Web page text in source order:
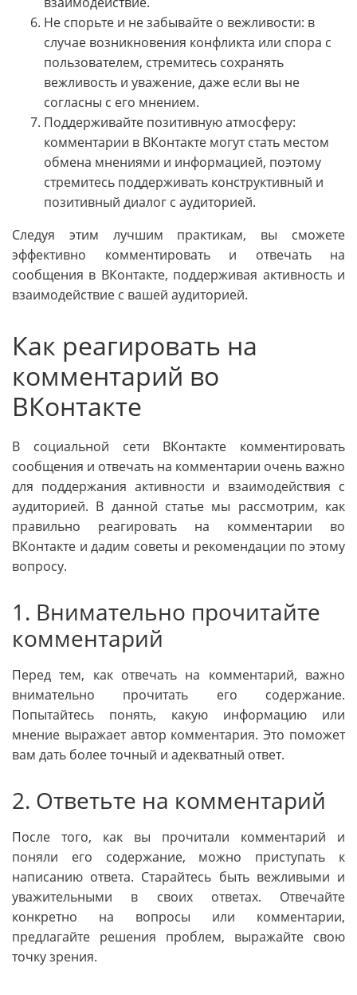
Не спорьте и не забывайте о вежливости: в
случае возникновения конфликта или спора с
пользователем, стремитесь сохранять
вежливость и уважение, даже если вы не
согласны с его мнением.
Поддерживайте позитивную атмосферу:
комментарии в ВКонтакте могут стать местом
обмена мнениями и информацией, поэтому
стремитесь поддерживать конструктивный и
позитивный диалог с аудиторией.
Следуя этим лучшим практикам, вы сможете
эффективно комментировать и отвечать на
сообщения в ВКонтакте, поддерживая активность и
взаимодействие с вашей аудиторией.
Как реагировать на
комментарий во
ВКонтакте
В социальной сети ВКонтакте комментировать
сообщения и отвечать на комментарии очень важно
для поддержания активности и взаимодействия с
аудиторией. В данной статье мы рассмотрим, как
правильно реагировать на комментарии во
ВКонтакте и дадим советы и рекомендации по этому
вопросу.
1. Внимательно прочитайте
комментарий
Перед тем, как отвечать на комментарий, важно
внимательно прочитать его содержание.
Попытайтесь понять, какую информацию или
мнение выражает автор комментария. Это поможет
вам дать более точный и адекватный ответ.
2. Ответьте на комментарий
После того, как вы прочитали комментарий и
поняли его содержание, можно приступать к
написанию ответа. Старайтесь быть вежливыми и
уважительными в своих ответах. Отвечайте
конкретно на вопросы или комментарии,
предлагайте решения проблем, выражайте свою
точку зрения.